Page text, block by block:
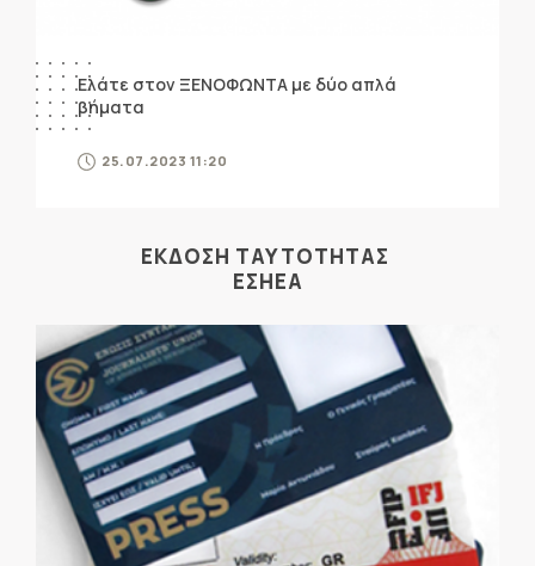
Ελάτε στον ΞΕΝΟΦΩΝΤΑ με δύο απλά
βήματα
25.07.2023 11:20
ΕΚΔΟΣΗ ΤΑΥΤΟΤΗΤΑΣ
ΕΣΗΕΑ